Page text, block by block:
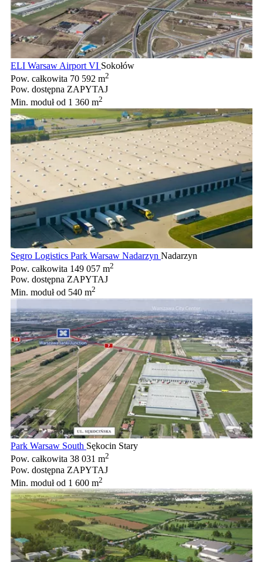
ELI Warsaw Airport VI Sokołów
Pow. całkowita 70 592 m2
Pow. dostępna ZAPYTAJ
Min. modułod 1 360 m2
Segro Logistics Park Warsaw Nadarzyn Nadarzyn
Pow. całkowita 149 057 m2
Pow. dostępna ZAPYTAJ
Min. modułod 540 m2
Park Warsaw South Sękocin Stary
Pow. całkowita 38 031 m2
Pow. dostępna ZAPYTAJ
Min. modułod 1 600 m2